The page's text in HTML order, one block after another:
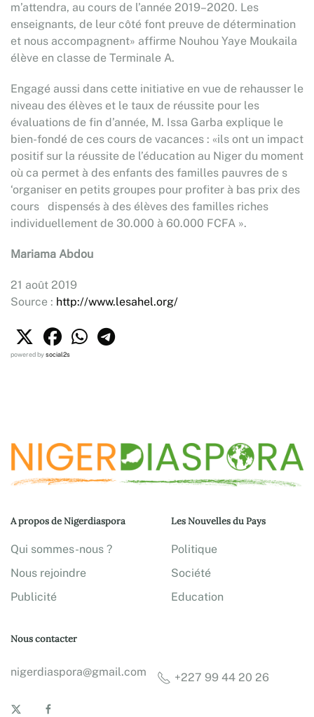
m’attendra, au cours de l’année 2019–2020. Les
enseignants, de leur côté font preuve de détermination
et nous accompagnent» affirme Nouhou Yaye Moukaila
élève en classe de Terminale A.
Engagé aussi dans cette initiative en vue de rehausser le
niveau des élèves et le taux de réussite pour les
évaluations de fin d’année, M. Issa Garba explique le
bien-fondé de ces cours de vacances : «ils ont un impact
positif sur la réussite de l’éducation au Niger du moment
où ca permet à des enfants des familles pauvres de s
‘organiser en petits groupes pour profiter à bas prix des
cours dispensés à des élèves des familles riches
individuellement de 30.000 à 60.000 FCFA ».
Mariama Abdou
21 août 2019
Source : http://www.lesahel.org/
powered bysocial2s
A propos de Nigerdiaspora
Qui sommes-nous ?
Nous rejoindre
Publicité
Les Nouvelles du Pays
Politique
Société
Education
Nous contacter
nigerdiaspora@gmail.com +227 99 44 20 26